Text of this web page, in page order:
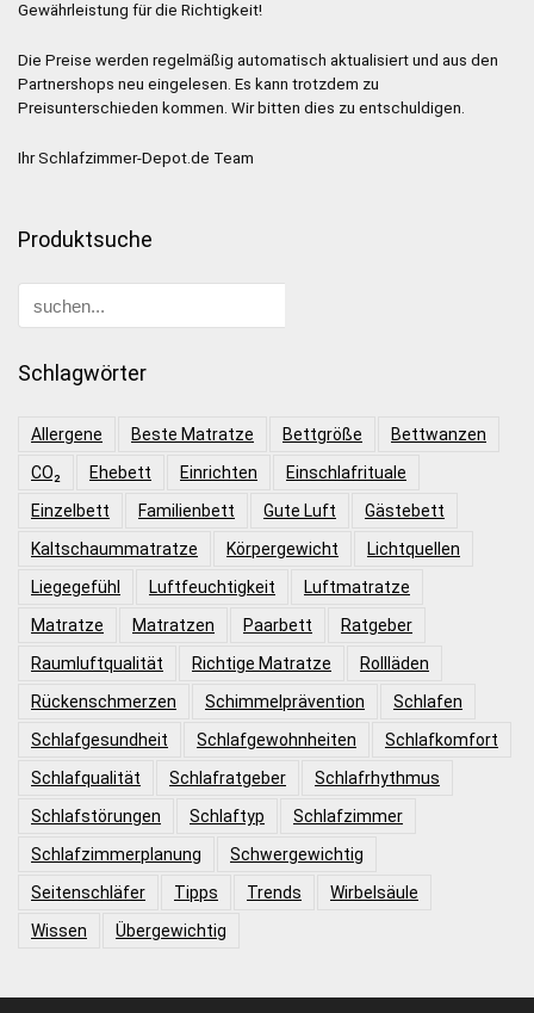
Gewährleistung für die Richtigkeit!
Die Preise werden regelmäßig automatisch aktualisiert und aus den
Partnershops neu eingelesen. Es kann trotzdem zu
Preisunterschieden kommen. Wir bitten dies zu entschuldigen.
Ihr Schlafzimmer-Depot.de Team
Produktsuche
Schlagwörter
Allergene Beste Matratze Bettgröße
Bettwanzen
CO₂
Ehebett Einrichten
Einschlafrituale
Einzelbett
Familienbett Gute Luft
Gästebett
Kaltschaummatratze
Körpergewicht
Lichtquellen
Liegegefühl
Luftfeuchtigkeit
Luftmatratze
Matratze
Matratzen Paarbett
Ratgeber
Raumluftqualität
Richtige Matratze
Rollläden
Rückenschmerzen
Schimmelprävention
Schlafen
Schlafgesundheit
Schlafgewohnheiten
Schlafkomfort
Schlafqualität
Schlafratgeber
Schlafrhythmus
Schlafstörungen
Schlaftyp
Schlafzimmer
Schlafzimmerplanung
Schwergewichtig
Seitenschläfer
Tipps Trends
Wirbelsäule
Wissen
Übergewichtig